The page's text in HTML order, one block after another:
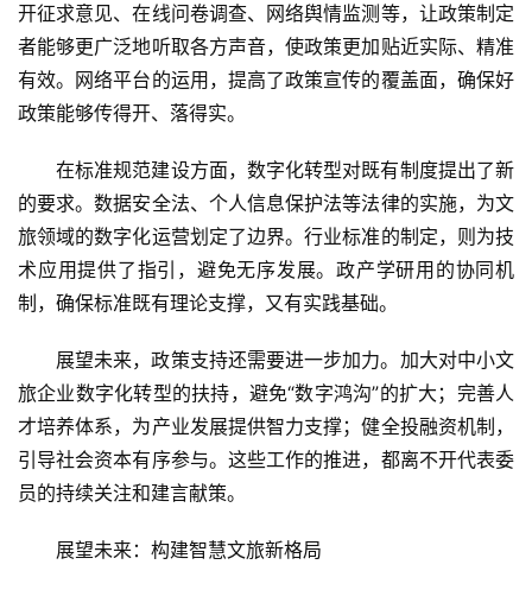
开征求意见、在线问卷调查、网络舆情监测等，让政策制定
者能够更广泛地听取各方声音，使政策更加贴近实际、精准
有效。网络平台的运用，提高了政策宣传的覆盖面，确保好
政策能够传得开、落得实。
在标准规范建设方面，数字化转型对既有制度提出了新
的要求。数据安全法、个人信息保护法等法律的实施，为文
旅领域的数字化运营划定了边界。行业标准的制定，则为技
术应用提供了指引，避免无序发展。政产学研用的协同机
制，确保标准既有理论支撑，又有实践基础。
展望未来，政策支持还需要进一步加力。加大对中小文
旅企业数字化转型的扶持，避免“数字鸿沟”的扩大；完善人
才培养体系，为产业发展提供智力支撑；健全投融资机制，
引导社会资本有序参与。这些工作的推进，都离不开代表委
员的持续关注和建言献策。
展望未来：构建智慧文旅新格局